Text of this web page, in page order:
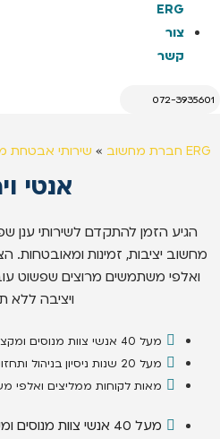
ERG
צור
קשר
072-3935601
ERG חברת מחשוב » שירותי אבטחת
אנטי
הגיע הזמן להתקדם לשירותי ענן
מחשוב יציבות, זמינות
ואלפי משתמשים מרוצים שפשוט
ויציבה ללא
מעל 40 אנשי צוות מנוסים ומקצועיים
מעל 20 שנות ניסיון בניהול ותחזוקת מערכות מחשוב לארגונים
מאות לקוחות ממליצים ואלפי
מעל 40 אנשי צוות מנוסים ומקצועיים